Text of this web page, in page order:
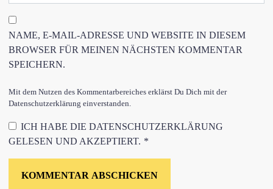
NAME, E-MAIL-ADRESSE UND WEBSITE IN DIESEM
BROWSER FÜR MEINEN NÄCHSTEN KOMMENTAR
SPEICHERN.
Mit dem Nutzen des Kommentarbereiches erklärst Du Dich mit der
Datenschutzerklärung einverstanden.
ICH HABE DIE DATENSCHUTZERKLÄRUNG
GELESEN UND AKZEPTIERT. *